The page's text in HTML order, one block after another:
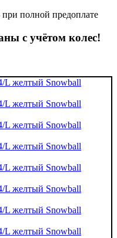
полной предоплате
с учётом колес!